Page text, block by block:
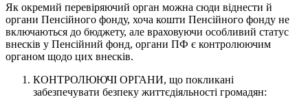
Як окремий перевіряючий орган можна сюди віднести й
органи Пенсійного фонду, хоча кошти Пенсійного фонду не
включаються до бюджету, але враховуючи особливий статус
внесків у Пенсійний фонд, органи ПФ є контролюючим
органом щодо цих внесків.
КОНТРОЛЮЮЧІ ОРГАНИ, що покликані
забезпечувати безпеку життєдіяльності громадян: